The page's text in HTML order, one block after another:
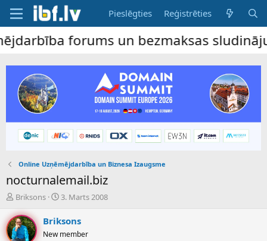
Pieslēgties Reģistrēties
forums un bezmaksas
Online Uzņēmējdarbība un Biznesa Izaugsme
nocturnalemail.biz
P
v
e
Briksons
S
k
3. Marts 2008
Briksons
New member